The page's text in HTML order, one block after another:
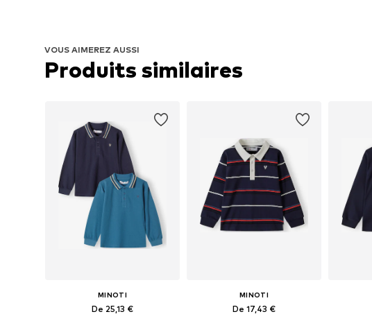
VOUS AIMEREZ AUSSI
Produits similaires
MINOTI
De 25,13 €
MINOTI
De 17,43 €